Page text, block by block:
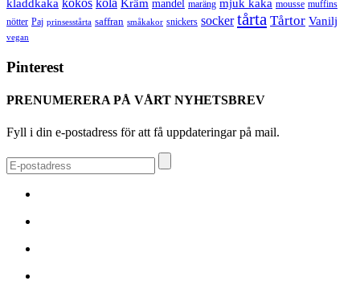
kladdkaka kokos kola Kräm mandel maräng mjuk kaka mousse muffins
nötter Paj prinsesstårta saffran småkakor snickers socker tårta Tårtor Vanilj
vegan
Pinterest
PRENUMERERA PÅ VÅRT NYHETSBREV
Fyll i din e-postadress för att få uppdateringar på mail.